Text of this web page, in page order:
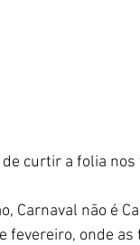
de curtir a folia
Carnaval não é
fevereiro, onde